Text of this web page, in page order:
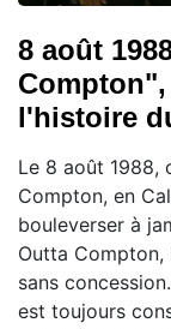
8 août
l'histoire
Le 8 août 1988,
Compton, en
bouleverser à
Outta Compton,
sans
est toujours